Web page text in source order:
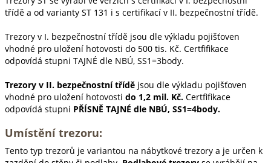
třídě a od varianty ST 131 i s certifikací v II. bezpečnostní třídě.
Trezory v I. bezpečnostní třídě jsou dle výkladu pojišťoven
vhodné pro uložení hotovosti do 500 tis. Kč. Certfifikace
odpovídá stupni TAJNÉ dle NBÚ, SS1=3body.
Trezory v II. bezpečnostní třídě jsou dle výkladu pojišťoven
vhodné pro uložení hotovosti do 1,2 mil. Kč. Certfifikace
odpovídá stupni PŘÍSNĚ TAJNÉ dle NBÚ, SS1=4body.
Umístění trezoru:
Tento typ trezorů je variantou na nábytkové trezory a je určen k